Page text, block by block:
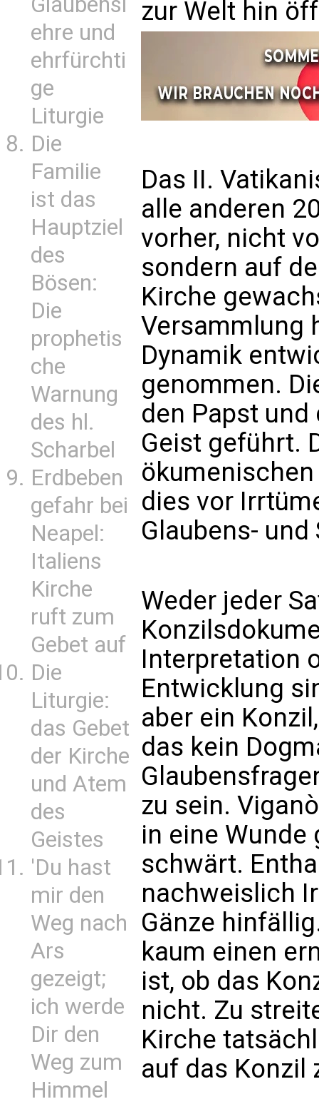
ehre und
ehrfürchti
ge
Liturgie
Die
Familie
ist das
Hauptziel
des
Bösen:
Die
prophetis
che
Warnung
des hl.
Scharbel
Erdbeben
gefahr bei
Neapel:
Italiens
Kirche
ruft zum
Gebet auf
Die
Liturgie:
das Gebet
der Kirche
und Atem
des
Geistes
'Du hast
mir den
Weg nach
Ars
gezeigt;
ich werde
Dir den
Weg zum
Himmel
zur Welt hin
Das II.
alle anderen
vorher, nicht
sondern auf
Kirche
Versammlung
Dynamik
genommen.
den Papst
Geist geführt.
dies vor
Glaubens-
Weder jeder
Interpretation
Entwicklung
aber ein
das kein
zu sein.
in eine Wunde
schwärt.
nachweislich
Gänze
kaum einen
ist, ob das
nicht. Zu
Kirche
auf das Konzil